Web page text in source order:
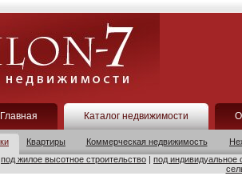
Главная Каталог недвижимости
Квартиры Коммерческая недвижимость
под жилое высотное строительство | под индивидуальное